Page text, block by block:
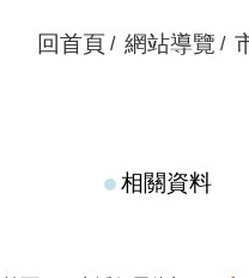
回首頁 網站導覽
相關資料